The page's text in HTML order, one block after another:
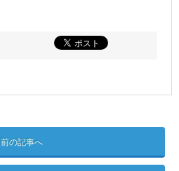
前の記事へ